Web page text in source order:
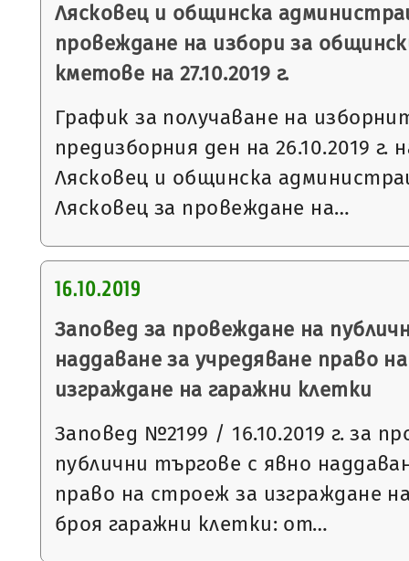
Лясковец и общинска
провеждане на избори за
кметове на 27.10.2019 г.
График за получаване на
предизборния ден на 26.10.2019
Лясковец и общинска
Лясковец за провеждане на…
16.10.2019
Заповед за провеждане на
наддаване за учредяване право
изграждане на гаражни клетки
Заповед №2199 / 16.10.2019 г. за
публични търгове с явно
право на строеж за изграждане
броя гаражни клетки: от…